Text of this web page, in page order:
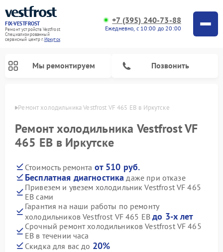
FIX-VESTFROST
Ремонт устройств Vestfrost
Специализированный
cервисный центр г.Иркутск
+7 (395) 240-73-88
Ежедневно, с 10:00 до 20:00
Мы ремонтируем Позвонить
Ремонт холодильника Vestfrost VF 465 EB в Иркутске
Ремонт холодильника Vestfrost VF
465 EB в Иркутске
Стоимость ремонта от 510 руб.
Бесплатная диагностика даже при отказе
Привезем и увезем холодильник Vestfrost VF 465
EB сами
Гарантия на наши работы по ремонту
холодильников Vestfrost VF 465 EBдо 3-х лет
Срочный ремонт холодильников Vestfrost VF 465
EB в течении часа
Скидка для вас до 20%